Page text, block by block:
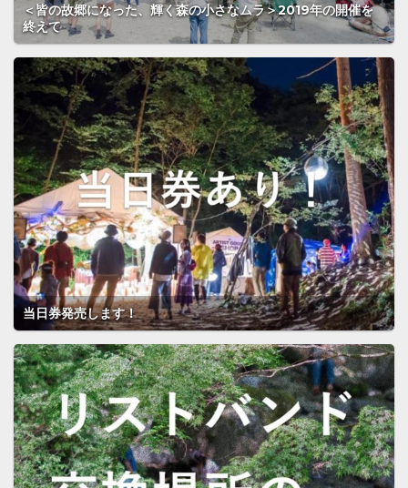
＜皆の故郷になった、輝く森の小さなムラ＞2019年の開催を
終えて
当日券発売します！